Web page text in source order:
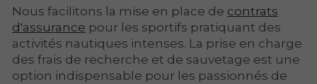
Nous facilitons la mise en place de contrats
d'assurance pour les sportifs pratiquant des
activités nautiques intenses. La prise en charge
des frais de recherche et de sauvetage est une
option indispensable pour les passionnés de